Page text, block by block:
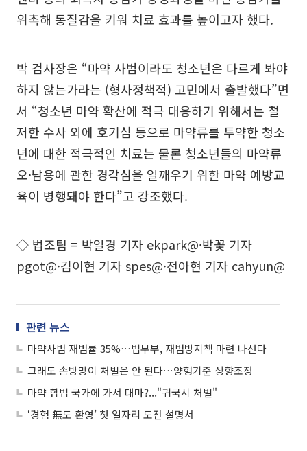
위촉해 동질감을 키워 치료 효과를 높이고자 했다.
박 검사장은 “마약 사범이라도 청소년은 다르게 봐야
하지 않는가라는 (형사정책적) 고민에서 출발했다”면
서 “청소년 마약 확산에 적극 대응하기 위해서는 철
저한 수사 외에 호기심 등으로 마약류를 투약한 청소
년에 대한 적극적인 치료는 물론 청소년들의 마약류
오·남용에 관한 경각심을 일깨우기 위한 마약 예방교
육이 병행돼야 한다”고 강조했다.
◇ 법조팀 = 박일경 기자 ekpark@·박꽃 기자
pgot@·김이현 기자 spes@·전아현 기자 cahyun@
관련 뉴스
마약사범 재범률 35%…법무부, 재범방지책 마련 나선다
그래도 솜방망이 처벌은 안 된다…양형기준 상향조정
마약 합법 국가에 가서 대마?..."귀국시 처벌"
‘경험 無도 환영’ 첫 일자리 도전 설명서